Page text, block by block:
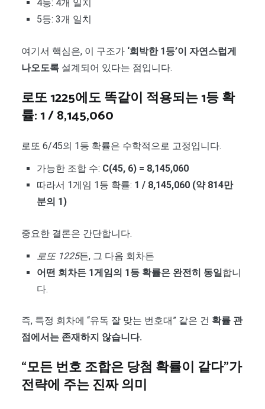
4등: 4개 일치
5등: 3개 일치
여기서 핵심은, 이 구조가 ‘희박한 1등’이 자연스럽게
나오도록 설계되어 있다는 점입니다.
로또 1225에도 똑같이 적용되는 1등 확
률: 1 / 8,145,060
로또 6/45의 1등 확률은 수학적으로 고정입니다.
가능한 조합 수: C(45, 6) = 8,145,060
따라서 1게임 1등 확률: 1 / 8,145,060 (약 814만
분의 1)
중요한 결론은 간단합니다.
로또 1225든, 그 다음 회차든
어떤 회차든 1게임의 1등 확률은 완전히 동일합니
다.
즉, 특정 회차에 “유독 잘 맞는 번호대” 같은 건 확률 관
점에서는 존재하지 않습니다.
“모든 번호 조합은 당첨 확률이 같다”가
전략에 주는 진짜 의미